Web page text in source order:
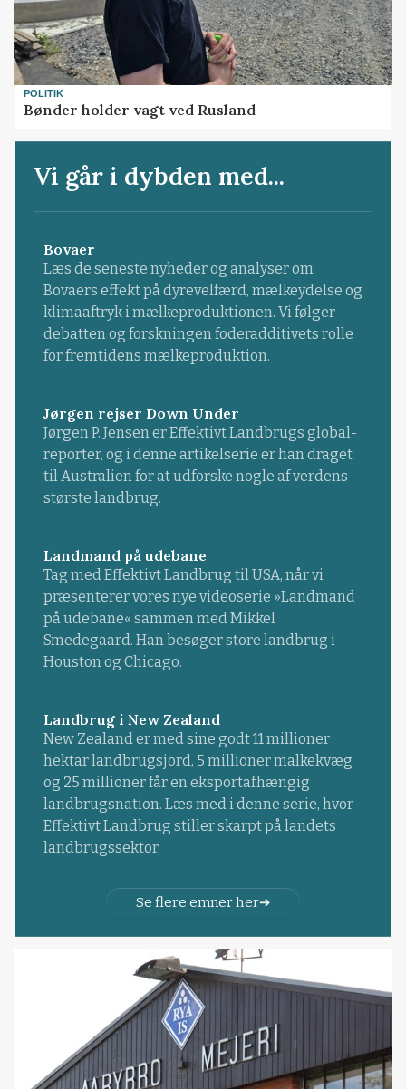
POLITIK
Bønder holder vagt ved Rusland
Vi går i dybden med...
Bovaer
Læs de seneste nyheder og analyser om
Bovaers effekt på dyrevelfærd, mælkeydelse og
klimaaftryk i mælkeproduktionen. Vi følger
debatten og forskningen foderadditivets rolle
for fremtidens mælkeproduktion.
Jørgen rejser Down Under
Jørgen P. Jensen er Effektivt Landbrugs global-
reporter, og i denne artikelserie er han draget
til Australien for at udforske nogle af verdens
største landbrug.
Landmand på udebane
Tag med Effektivt Landbrug til USA, når vi
præsenterer vores nye videoserie »Landmand
på udebane« sammen med Mikkel
Smedegaard. Han besøger store landbrug i
Houston og Chicago.
Landbrug i New Zealand
New Zealand er med sine godt 11 millioner
hektar landbrugsjord, 5 millioner malkekvæg
og 25 millioner får en eksportafhængig
landbrugsnation. Læs med i denne serie, hvor
Effektivt Landbrug stiller skarpt på landets
landbrugssektor.
Se flere emner her